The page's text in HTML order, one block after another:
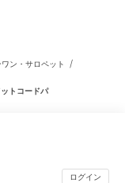
ン・サロペット /
トコードパ
ログイン